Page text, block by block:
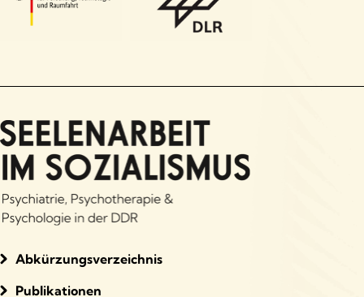
Abkürzungsverzeichnis
Publikationen